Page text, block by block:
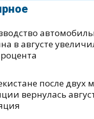
в августе
после двух
вернулась